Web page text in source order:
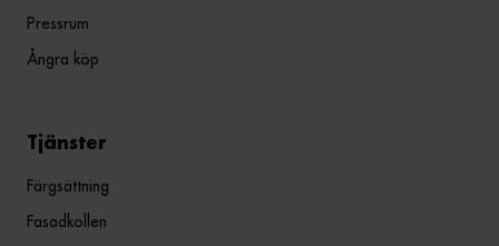
Pressrum
Ångra köp
Tjänster
Färgsättning
Fasadkollen